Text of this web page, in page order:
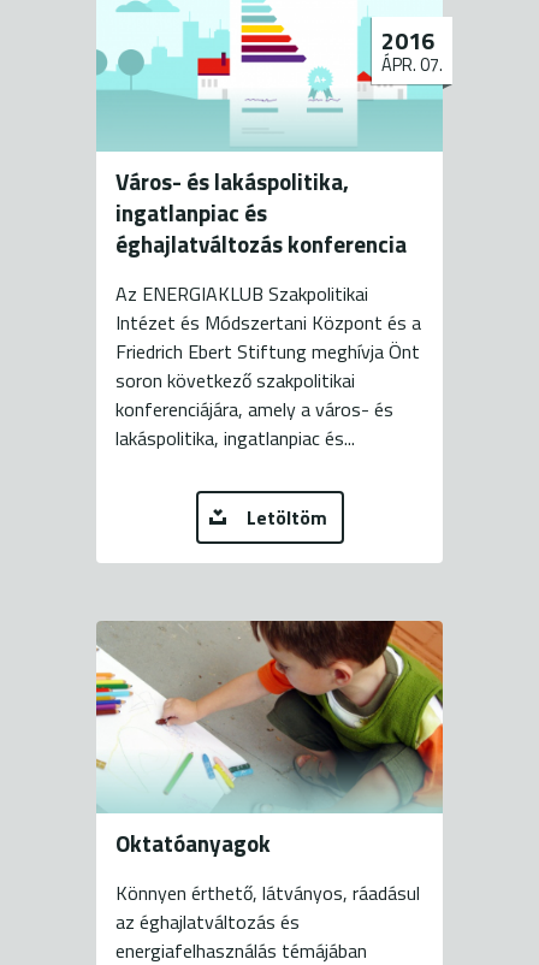
Város- és lakáspolitika,
ingatlanpiac és
éghajlatváltozás konferencia
2016
ÁPR. 07.
Az ENERGIAKLUB Szakpolitikai
Intézet és Módszertani Központ és a
Friedrich Ebert Stiftung meghívja Önt
soron következő szakpolitikai
konferenciájára, amely a város- és
lakáspolitika, ingatlanpiac és...
Letöltöm
Oktatóanyagok
Könnyen érthető, látványos, ráadásul
az éghajlatváltozás és
energiafelhasználás témájában